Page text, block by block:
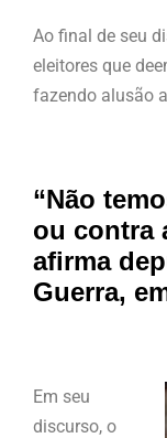
Ao final de seu
eleitores que
fazendo alusão
“Não
ou contra
afirma
Guerra,
Em seu
discurso, o